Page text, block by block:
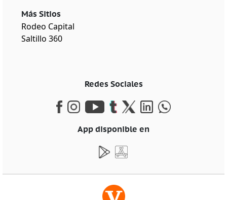
Más Sitios
Rodeo Capital
Saltillo 360
Redes Sociales
App disponible en